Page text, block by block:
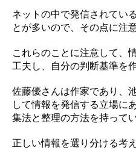
ネットの中で発信されてい
とが多いので、その点に注
これらのことに注意して、
工夫し、自分の判断基準を
佐藤優さんは作家であり、
して情報を発信する立場に
集法と整理の方法を持ってい
正しい情報を選り分ける考